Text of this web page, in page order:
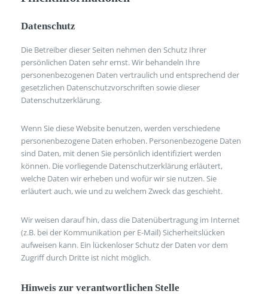
Datenschutz
Die Betreiber dieser Seiten nehmen den Schutz Ihrer
persönlichen Daten sehr ernst. Wir behandeln Ihre
personenbezogenen Daten vertraulich und entsprechend der
gesetzlichen Datenschutzvorschriften sowie dieser
Datenschutzerklärung.
Wenn Sie diese Website benutzen, werden verschiedene
personenbezogene Daten erhoben. Personenbezogene Daten
sind Daten, mit denen Sie persönlich identifiziert werden
können. Die vorliegende Datenschutzerklärung erläutert,
welche Daten wir erheben und wofür wir sie nutzen. Sie
erläutert auch, wie und zu welchem Zweck das geschieht.
Wir weisen darauf hin, dass die Datenübertragung im Internet
(z.B. bei der Kommunikation per E-Mail) Sicherheitslücken
aufweisen kann. Ein lückenloser Schutz der Daten vor dem
Zugriff durch Dritte ist nicht möglich.
Hinweis zur verantwortlichen Stelle